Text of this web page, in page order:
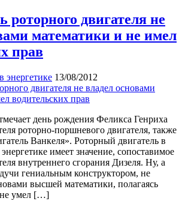
роторного двигателя не
математики и не имел
прав
энергетике 13/08/2012
день рождения Феликса Генриха
роторно-поршневого двигателя, также
Ванкеля». Роторный двигатель в
имеет значение, сопоставимое
внутреннего сгорания Дизеля. Ну, а
гениальным конструктором, не
высшей математики, полагаясь
не умел […]